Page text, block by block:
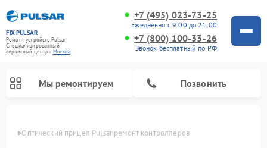
FIX-PULSAR
Ремонт устройств Pulsar
Специализированный
cервисный центр г.Москва
+7 (495) 023-73-25
Ежедневно с 9:00 до 21:00
+7 (800) 100-33-26
Звонок бесплатный по РФ
Мы ремонтируем Позвонить
Оптический прицел Pulsar ремонт контроллеров